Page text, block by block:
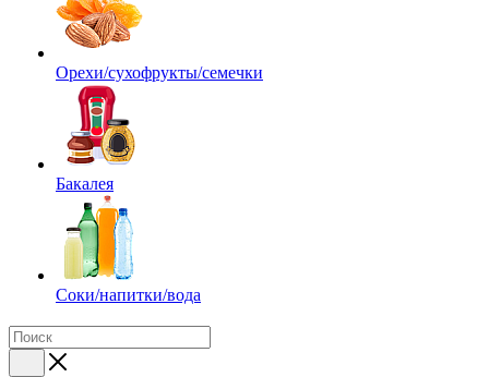
Орехи/сухофрукты/семечки
Бакалея
Соки/напитки/вода